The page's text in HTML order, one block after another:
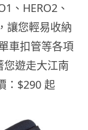
、HERO2、
讓您輕易收納
車扣管等各項
遊走大江南
：$290 起